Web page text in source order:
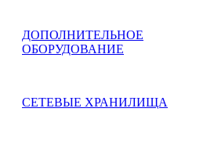
ДОПОЛНИТЕЛЬНОЕ
ОБОРУДОВАНИЕ
СЕТЕВЫЕ ХРАНИЛИЩА